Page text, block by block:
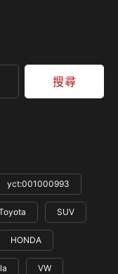
特六和積極觀察市
位鮮明的多元車型生
搜尋
yct:001000993
SUV
HONDA
VW